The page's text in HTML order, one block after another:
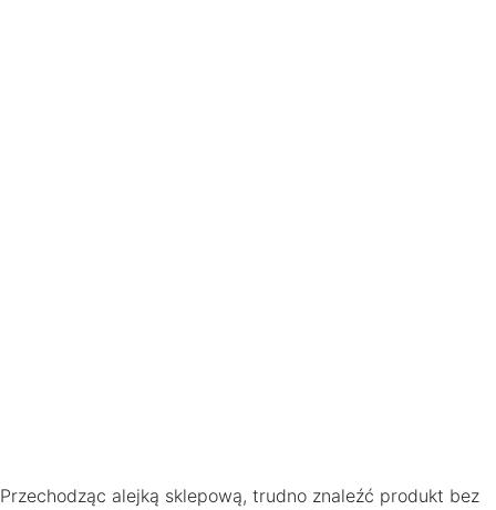
Przechodząc alejką sklepową, trudno znaleźć produkt bez